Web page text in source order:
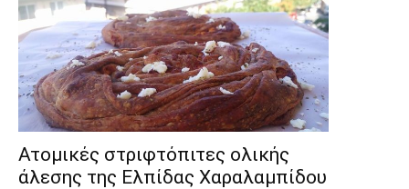
Ατομικές στριφτόπιτες ολικής
άλεσης της Ελπίδας Χαραλαμπίδου